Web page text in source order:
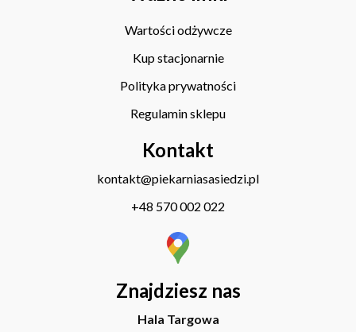
Wartości odżywcze
Kup stacjonarnie
Polityka prywatności
Regulamin sklepu
Kontakt
kontakt@piekarniasasiedzi.pl
+48 570 002 022
Znajdziesz nas
Hala Targowa